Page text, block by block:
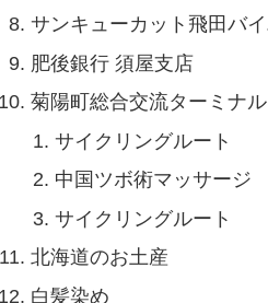
サンキューカット飛田バ
肥後銀行 須屋支店
菊陽町総合交流ターミナ
サイクリングルート
中国ツボ術マッサージ
サイクリングルート
北海道のお土産
白髪染め